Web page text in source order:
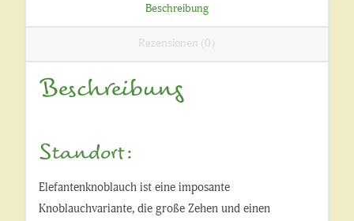
Beschreibung
Rezensionen (0)
Beschreibung
Standort:
Elefantenknoblauch ist eine imposante
Knoblauchvariante, die große Zehen und einen